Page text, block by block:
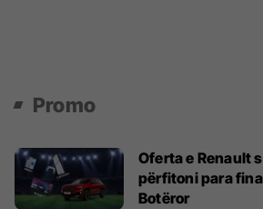
Promo
Oferta e Renault
përfitoni para
Botëror